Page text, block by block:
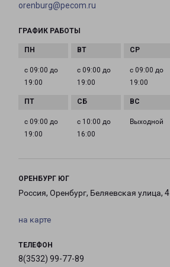
orenburg@pecom.ru
ГРАФИК РАБОТЫ
с 09:00 до
19:00
с 09:00 до
19:00
с 09:00 до
19:00
с 09:00 до
19:00
с 10:00 до
16:00
Выходной
ОРЕНБУРГ ЮГ
Россия, Оренбург, Беляевская улица, 4
на карте
ТЕЛЕФОН
8(3532) 99-77-89